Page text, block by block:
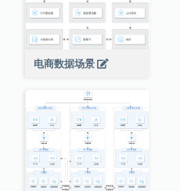
电商数据场景